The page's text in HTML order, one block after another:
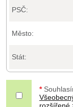
PSČ:
Město:
Stát:
*